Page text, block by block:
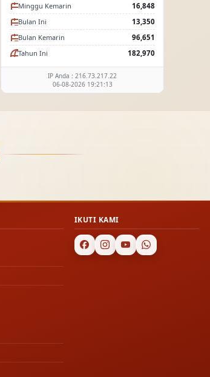
Minggu Kemarin
16,848
Bulan Ini
13,350
Bulan Kemarin
96,651
Tahun Ini
182,970
IP Anda : 216.73.217.22
06-08-2026 19:21:13
IKUTI KAMI